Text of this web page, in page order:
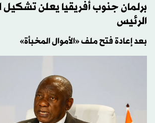
برلمان جنوب أفريقيا يعلن
الرئيس
بعد إعادة فتح ملف «الأموال المخبأة»